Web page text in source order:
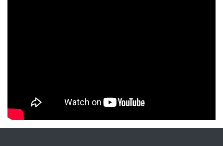
NYXmag 2. Yaş Kutlama Etkinliği